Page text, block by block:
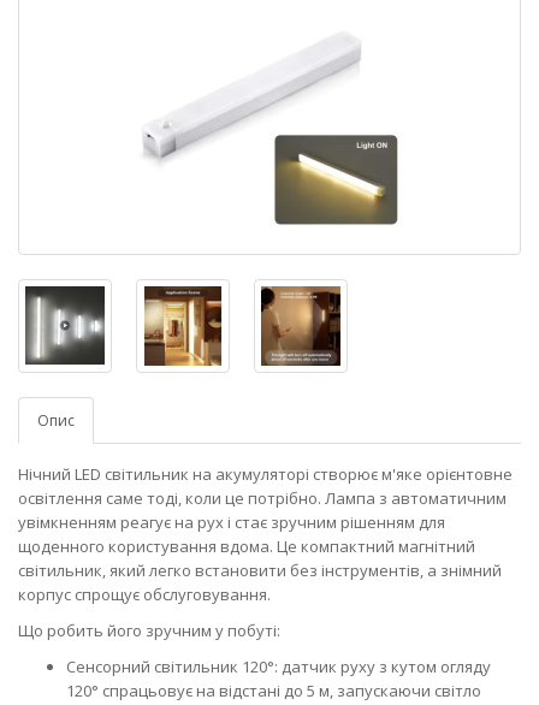
Опис
Нічний LED світильник на акумуляторі створює м'яке орієнтовне
освітлення саме тоді, коли це потрібно. Лампа з автоматичним
увімкненням реагує на рух і стає зручним рішенням для
щоденного користування вдома. Це компактний магнітний
світильник, який легко встановити без інструментів, а знімний
корпус спрощує обслуговування.
Що робить його зручним у побуті:
Сенсорний світильник 120°: датчик руху з кутом огляду
120° спрацьовує на відстані до 5 м, запускаючи світло